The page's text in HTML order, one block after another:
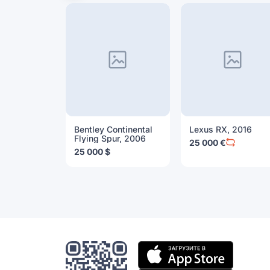
Bentley Continental
Flying Spur, 2006
25 000 $
Lexus RX, 2016
25 000 €
Мобильное
приложение